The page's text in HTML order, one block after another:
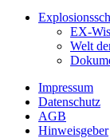
EX-
Welt
Impressum
Datenschutz
AGB
Hinweisgeber